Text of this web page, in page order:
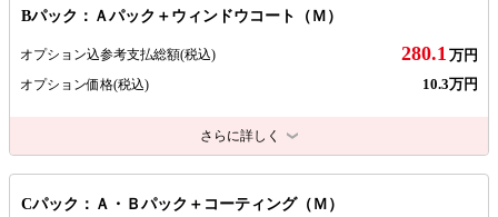
Bパック：Ａパック＋ウィンドウコート（Ｍ）
オプション込参考支払総額(税込) 280.1 万円
オプション価格(税込) 10.3万円
さらに詳しく
Cパック：Ａ・Ｂパック＋コーティング（Ｍ）